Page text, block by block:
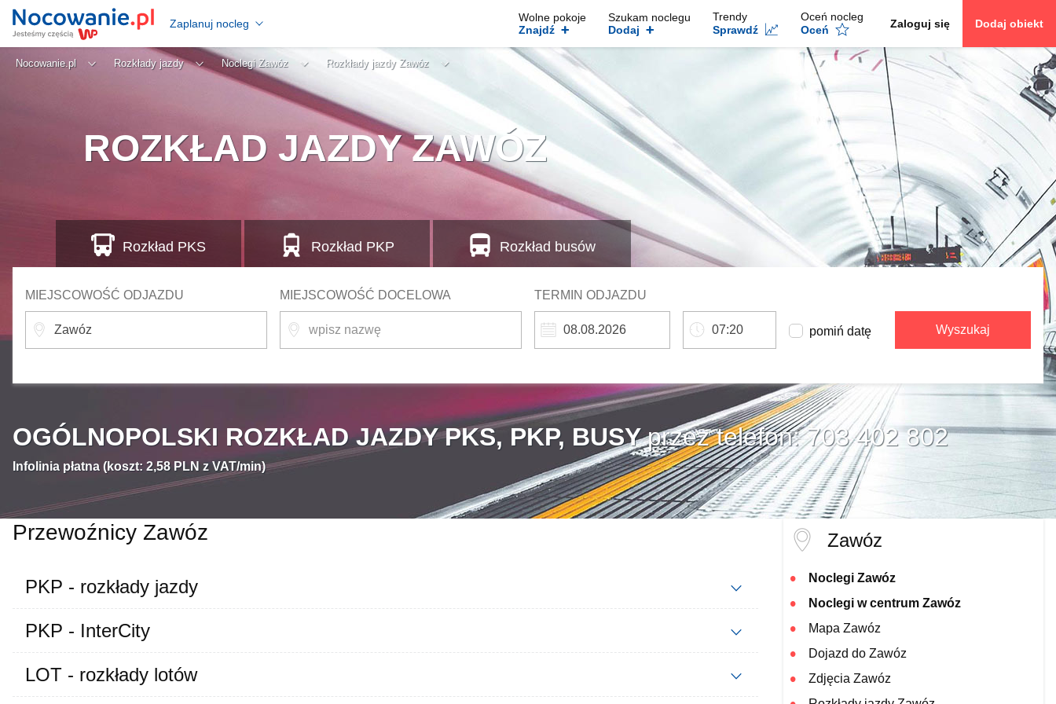
Zaplanuj nocleg
Wolne pokoje
Znajdź +
Szukam noclegu
Dodaj +
Trendy
Sprawdź
Oceń nocleg
Oceń
Zaloguj się Dodaj obiekt
Nocowanie.pl Rozkłady jazdy Noclegi Zawóz Rozkłady jazdy Zawóz
ROZKŁAD JAZDY ZAWÓZ
MIEJSCOWOŚĆ ODJAZDU MIEJSCOWOŚĆ DOCELOWA TERMIN ODJAZDU
pomiń datę Wyszukaj
Rozkład PKS Rozkład PKP Rozkład busów
OGÓLNOPOLSKI ROZKŁAD JAZDY PKS, PKP, BUSY przez telefon: 703 402 802
Infolinia płatna (koszt: 2,58 PLN z VAT/min)
Przewoźnicy Zawóz
PKP - rozkłady jazdy
PKP - InterCity
LOT - rozkłady lotów
Zawóz
Noclegi Zawóz
Noclegi w centrum Zawóz
Mapa Zawóz
Dojazd do Zawóz
Zdjęcia Zawóz